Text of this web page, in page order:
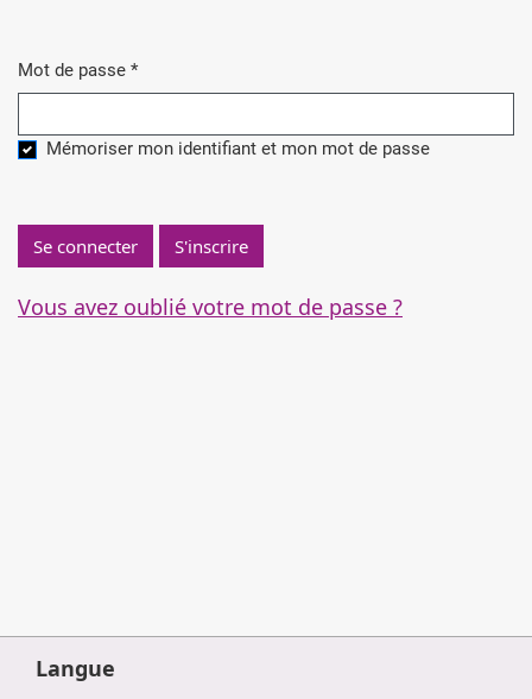
Mot de passe *
Obligatoire
Mémoriser mon identifiant et mon mot de passe
Se connecter S'inscrire
Vous avez oublié votre mot de passe ?
Langue